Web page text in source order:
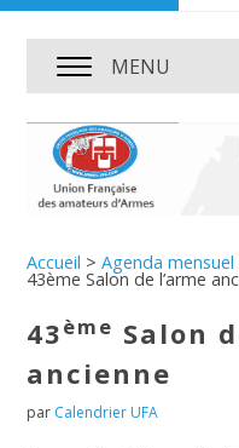
MENU
Accueil >Agenda mensuel
43ème Salon de l’arme
43ème Salon
ancienne
par Calendrier UFA